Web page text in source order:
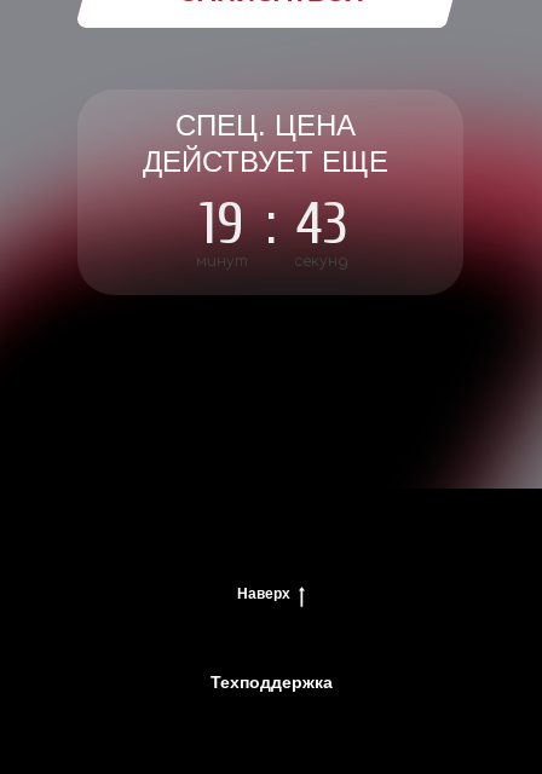
СПЕЦ. ЦЕНА
ДЕЙСТВУЕТ ЕЩЕ
19
минут
: 42
секунд
Наверх
Техподдержка